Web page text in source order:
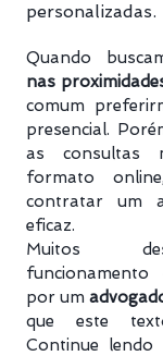
personalizadas.
Quando
nas
comum
presencial.
as consultas
formato
contratar um
eficaz.
Muitos
funcionamento
por um
que este
Continue